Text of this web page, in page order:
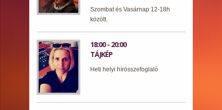
Szombat és Vasárnap 12-18h
között.
18:00 - 20:00
TÁJKÉP
Heti helyi hírösszefoglaló